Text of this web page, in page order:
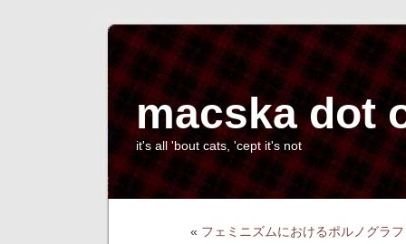
macska dot
it's all 'bout cats, 'cept it's not
« フェミニズムにおけるポルノグラ